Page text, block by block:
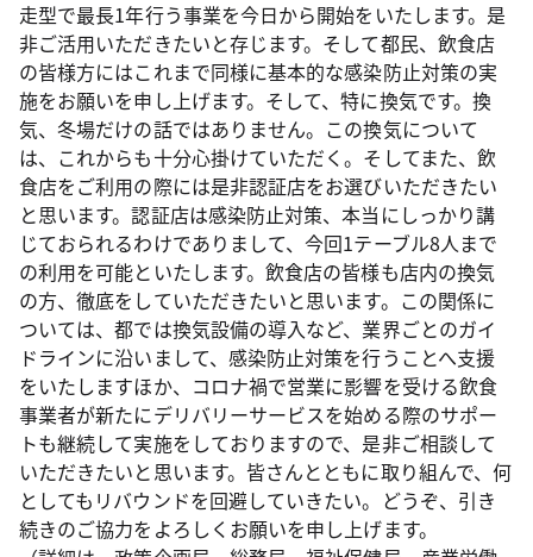
走型で最長1年行う事業を今日から開始をいたします。是
非ご活用いただきたいと存じます。そして都民、飲食店
の皆様方にはこれまで同様に基本的な感染防止対策の実
施をお願いを申し上げます。そして、特に換気です。換
気、冬場だけの話ではありません。この換気について
は、これからも十分心掛けていただく。そしてまた、飲
食店をご利用の際には是非認証店をお選びいただきたい
と思います。認証店は感染防止対策、本当にしっかり講
じておられるわけでありまして、今回1テーブル8人まで
の利用を可能といたします。飲食店の皆様も店内の換気
の方、徹底をしていただきたいと思います。この関係に
ついては、都では換気設備の導入など、業界ごとのガイ
ドラインに沿いまして、感染防止対策を行うことへ支援
をいたしますほか、コロナ禍で営業に影響を受ける飲食
事業者が新たにデリバリーサービスを始める際のサポー
トも継続して実施をしておりますので、是非ご相談して
いただきたいと思います。皆さんとともに取り組んで、何
としてもリバウンドを回避していきたい。どうぞ、引き
続きのご協力をよろしくお願いを申し上げます。